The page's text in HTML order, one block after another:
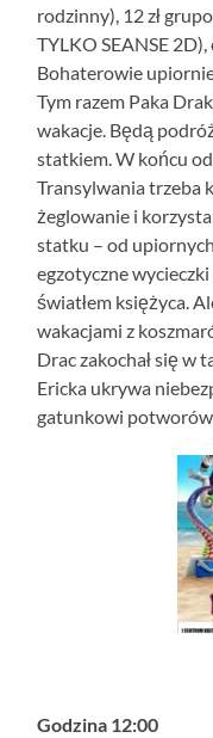
rodzinny), 12 zł
TYLKO SEANSE
Bohaterowie
Tym razem Paka
wakacje. Będą
statkiem. W końcu
Transylwania trzeba
żeglowanie i
statku – od
egzotyczne
światłem księżyca.
wakacjami z
Drac zakochał się w
Ericka ukrywa
gatunkowi
Godzina 12:00